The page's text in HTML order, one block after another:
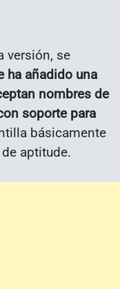
versión, se
ha añadido una
nombres de
soporte para
básicamente
aptitude.